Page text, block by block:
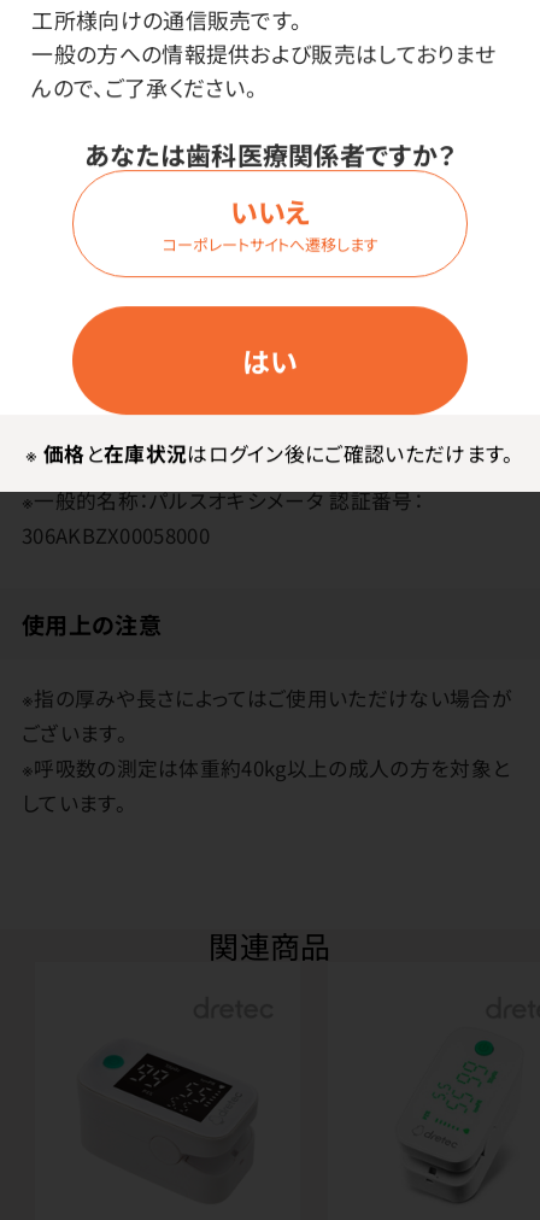
工所様向けの通信販売です。
一般の方への情報提供および販売はしておりませ
んので、ご了承ください。
あなたは歯科医療関係者ですか？
はい
いいえ
コーポレートサイトへ遷移します
※ 価格と在庫状況はログイン後にご確認いただけます。
●材質／本体：ABS樹脂 パネル：PMMA 指ホルダ：シ
リコン
●測定方法／2波長吸光度法●測定範囲／SpO2：35%～
45rpm、PI値：0.3％～20.0％●測定精度／SpO2：70%～
100％ ±2％（70%未満規定なし） 脈拍数：30bpm～
99bpm±2bpm、100bpm～250bpm±2％ 呼吸数：
±2rpm PI値：0.3%～1.0% ±0.2％、1.1%～
～85％RH（結露なきこと）●保管環境温湿度／-10℃～
60℃ 10～85％RH（結露なきこと）●電源／単4形アル
カリ乾電池2個（DC3V）●電池寿命／約3000回●本体質
自己認証による）●メーカー保証期間／1年間
※一般的名称：パルスオキシメータ 認証番号：
306AKBZX00058000
使用上の注意
※指の厚みや長さによってはご使用いただけない場合が
ございます。
※呼吸数の測定は体重約40kg以上の成人の方を対象と
しています。
関連商品